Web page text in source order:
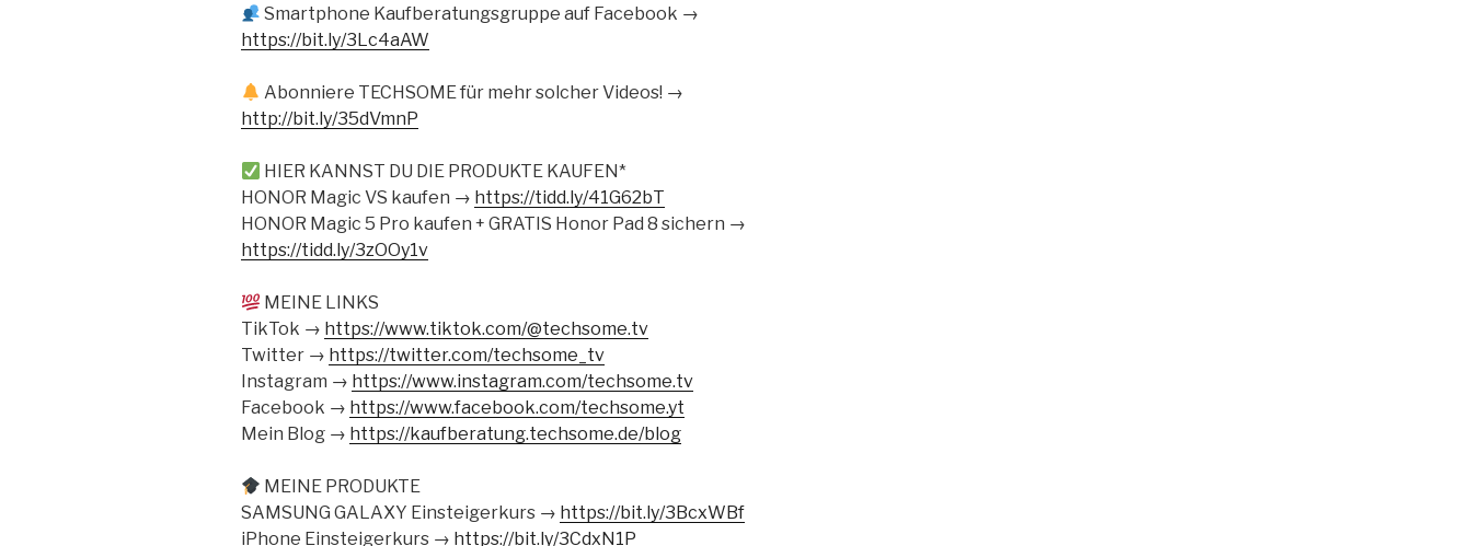
Smartphone Kaufberatungsgruppe auf Facebook →
https://bit.ly/3Lc4aAW
Abonniere TECHSOME für mehr solcher Videos! →
http://bit.ly/35dVmnP
HIER KANNST DU DIE PRODUKTE KAUFEN*
HONOR Magic VS kaufen → https://tidd.ly/41G62bT
HONOR Magic 5 Pro kaufen + GRATIS Honor Pad 8 sichern →
https://tidd.ly/3zOOy1v
MEINE LINKS
TikTok → https://www.tiktok.com/@techsome.tv
Twitter → https://twitter.com/techsome_tv
Instagram → https://www.instagram.com/techsome.tv
Facebook → https://www.facebook.com/techsome.yt
Mein Blog → https://kaufberatung.techsome.de/blog
MEINE PRODUKTE
SAMSUNG GALAXY Einsteigerkurs → https://bit.ly/3BcxWBf
iPhone Einsteigerkurs → https://bit.ly/3CdxN1P